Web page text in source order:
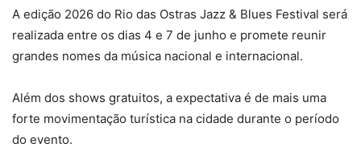
A edição 2026 do Rio das Ostras Jazz & Blues Festival será
realizada entre os dias 4 e 7 de junho e promete reunir
grandes nomes da música nacional e internacional.
Além dos shows gratuitos, a expectativa é de mais uma
forte movimentação turística na cidade durante o período
do evento.